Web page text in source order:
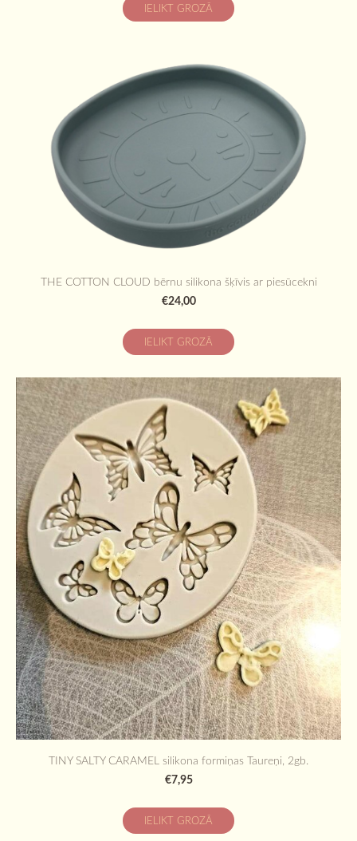
IELIKT GROZĀ
THE COTTON CLOUD bērnu silikona šķīvis ar piesūcekni
€24,00
IELIKT GROZĀ
TINY SALTY CARAMEL silikona formiņas Taureņi, 2gb.
€7,95
IELIKT GROZĀ